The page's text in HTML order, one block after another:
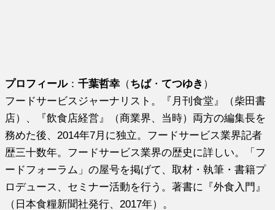
プロフィール：千葉哲幸 （ちば・てつゆき ）
フードサービスジャーナリスト。『月刊食堂』（柴田書
店）、『飲食店経営』（商業界、当時）両方の編集長を
務めた後、2014年7月に独立。フードサービス業界記者
歴三十数年。フードサービス業界の歴史に詳しい。「フ
ードフォーラム」の屋号を掲げて、取材・執筆・書籍プ
ロデュース、セミナー活動を行う。著書に『外食入門』
（日本食糧新聞社発行、2017年）。